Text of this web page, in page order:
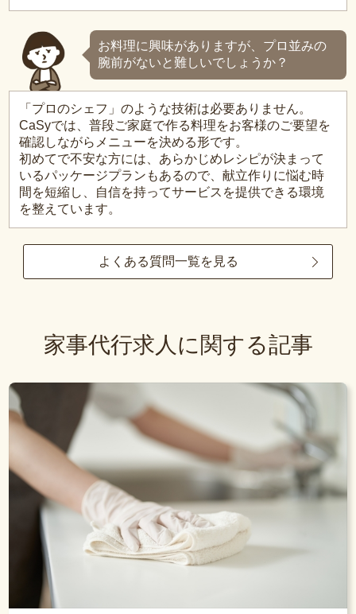
お料理に興味がありますが、プロ並みの
腕前がないと難しいでしょうか？
「プロのシェフ」のような技術は必要ありません。
CaSyでは、普段ご家庭で作る料理をお客様のご要望を
確認しながらメニューを決める形です。
初めてで不安な方には、あらかじめレシピが決まって
いるパッケージプランもあるので、献立作りに悩む時
間を短縮し、自信を持ってサービスを提供できる環境
を整えています。
よくある質問一覧を見る
家事代行求人に関する記事